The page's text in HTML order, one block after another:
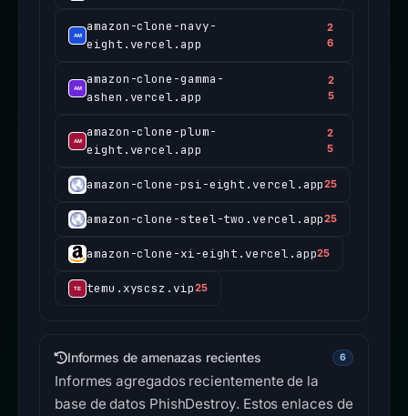
amazon-clone-navy-
eight.vercel.app
2
6
amazon-clone-gamma-
ashen.vercel.app
2
5
amazon-clone-plum-
eight.vercel.app
2
5
amazon-clone-psi-eight.vercel.app25
amazon-clone-steel-two.vercel.app25
amazon-clone-xi-eight.vercel.app25
temu.xyscsz.vip25
Informes de amenazas recientes 6
Informes agregados recientemente de la
base de datos PhishDestroy. Estos enlaces de